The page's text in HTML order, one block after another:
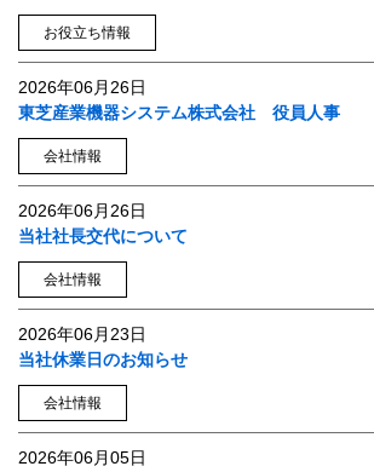
お役立ち情報
2026年06月26日
東芝産業機器システム株式会社 役員人事
会社情報
2026年06月26日
当社社長交代について
会社情報
2026年06月23日
当社休業日のお知らせ
会社情報
2026年06月05日